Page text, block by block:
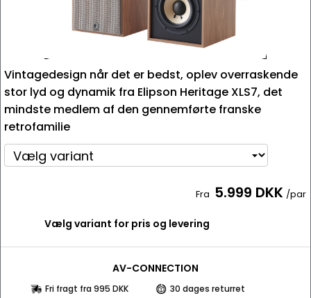
Vintagedesign når det er bedst, oplev overraskende
stor lyd og dynamik fra Elipson Heritage XLS7, det
mindste medlem af den gennemførte franske
retrofamilie
Fra 5.999 DKK /par
Vælg variant for pris og levering
AV-CONNECTION
Fri fragt fra 995 DKK
30 dages returret